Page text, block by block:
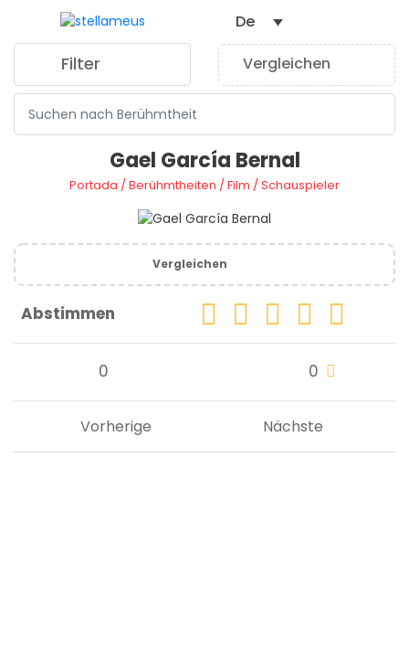
Filter Vergleichen
De
Gael García Bernal
Portada /Berühmtheiten /Film /Schauspieler
Vergleichen
Abstimmen
0 0
Nächste
Vorherige